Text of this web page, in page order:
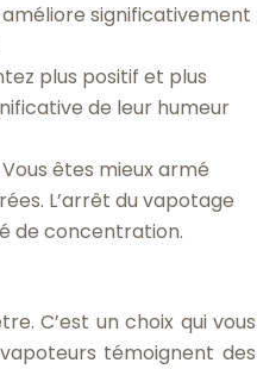
significativement
plus positif et plus
de leur humeur
êtes mieux armé
L’arrêt du vapotage
de concentration.
C’est un choix qui vous
témoignent des